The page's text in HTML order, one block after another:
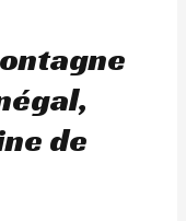
de